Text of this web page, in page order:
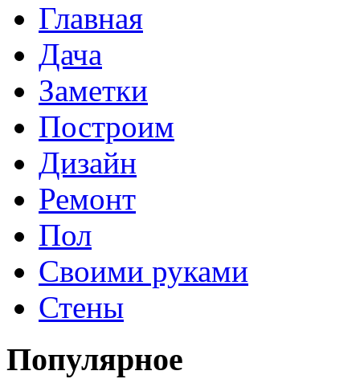
Главная
Дача
Заметки
Построим
Дизайн
Ремонт
Пол
Своими руками
Стены
Популярное